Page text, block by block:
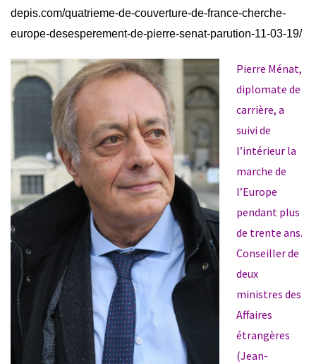
depis.com/quatrieme-de-couverture-de-france-cherche-
europe-desesperement-de-pierre-senat-parution-11-03-19/
Pierre Ménat,
diplomate de
carrière, a
suivi de
l’intérieur la
marche de
l’Europe
pendant plus
de trente ans.
Conseiller de
deux
ministres des
Affaires
étrangères
(Jean-